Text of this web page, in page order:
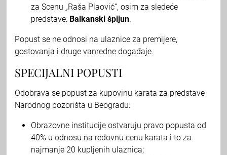
za Scenu „Raša Plaović“, osim za sledeće
predstave: Balkanski špijun.
Popust se ne odnosi na ulaznice za premijere,
gostovanja i druge vanredne događaje.
SPECIJALNI POPUSTI
Odobrava se popust za kupovinu karata za predstave
Narodnog pozorišta u Beogradu:
Obrazovne institucije ostvaruju pravo popusta od
40% u odnosu na redovnu cenu karata i to za
najmanje 20 kupljenih ulaznica;